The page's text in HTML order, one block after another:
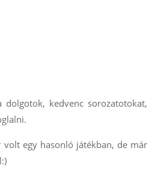
dolgotok, kedvenc sorozatotokat,
egy hasonló játékban, de már